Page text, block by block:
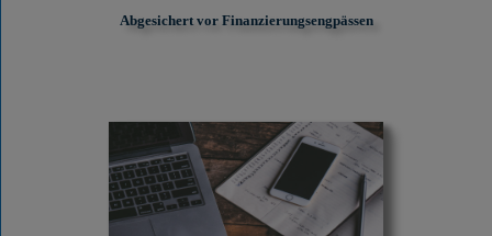
Abgesichert vor Finanzierungs­engpässen